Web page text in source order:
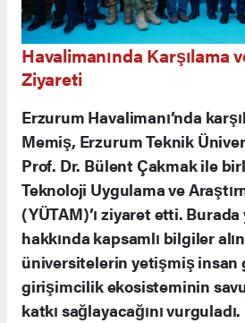
Havalimanında Karşılama
Ziyareti
Erzurum Havalimanı’nda
Memiş, Erzurum Teknik
Prof. Dr. Bülent Çakmak ile
Teknoloji Uygulama ve
(YÜTAM)’ı ziyaret etti.
hakkında kapsamlı bilgiler
üniversitelerin yetişmiş insan
girişimcilik ekosisteminin
katkı sağlayacağını vurguladı.